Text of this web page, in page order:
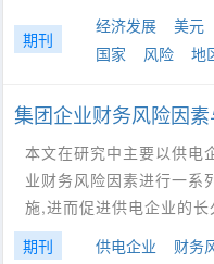
期刊
经济发展 美元
国家
风险 地
集团企业财务风险因
本文在研究中主要以供电
业财务风险因素进行一系
施,进而促进供电企业的
期刊
供电企业 财务